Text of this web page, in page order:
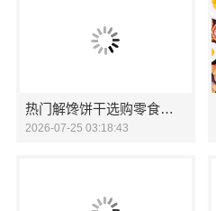
热门解馋饼干选购零食大明星
2026-07-25 03:18:43